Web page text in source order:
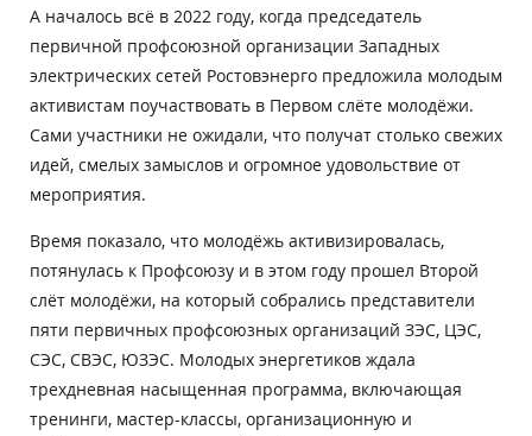
А началось всё в 2022 году, когда председатель
первичной профсоюзной организации Западных
электрических сетей Ростовэнерго предложила молодым
активистам поучаствовать в Первом слёте молодёжи.
Сами участники не ожидали, что получат столько свежих
идей, смелых замыслов и огромное удовольствие от
мероприятия.
Время показало, что молодёжь активизировалась,
потянулась к Профсоюзу и в этом году прошел Второй
слёт молодёжи, на который собрались представители
пяти первичных профсоюзных организаций ЗЭС, ЦЭС,
СЭС, СВЭС, ЮЗЭС. Молодых энергетиков ждала
трехдневная насыщенная программа, включающая
тренинги, мастер-классы, организационную и